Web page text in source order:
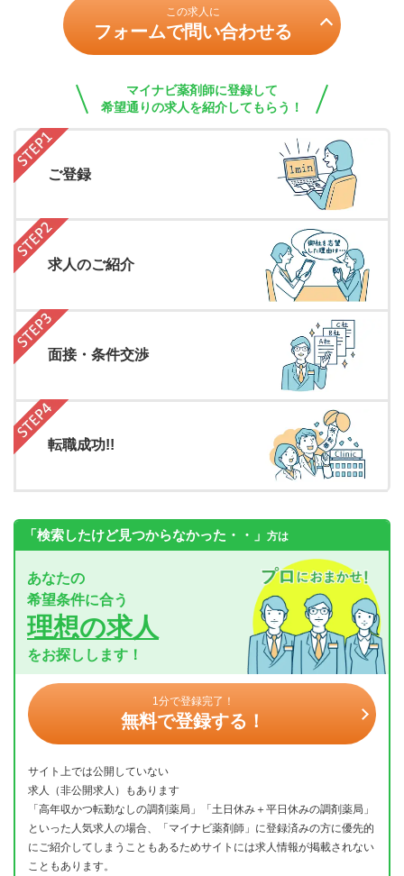
この求人に
フォームで問い合わせる
マイナビ薬剤師に登録して
希望通りの求人を紹介してもらう！
ご登録
求人のご紹介
面接・条件交渉
転職成功!!
「検索したけど見つからなかった・・」 方は
あなたの
希望条件に合う
理想の求人
をお探しします！
1分で登録完了！
無料で登録する！
サイト上では公開していない
求人（非公開求人）もあります
「高年収かつ転勤なしの調剤薬局」「土日休み＋平日休みの調剤薬局」
といった人気求人の場合、「マイナビ薬剤師」に登録済みの方に優先的
にご紹介してしまうこともあるためサイトには求人情報が掲載されない
こともあります。